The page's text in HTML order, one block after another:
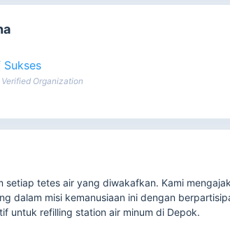
Sukses
Verified Organization
setiap tetes air yang diwakafkan. Kami
dalam misi kemanusiaan ini dengan
untuk refilling station air minum di Depok.